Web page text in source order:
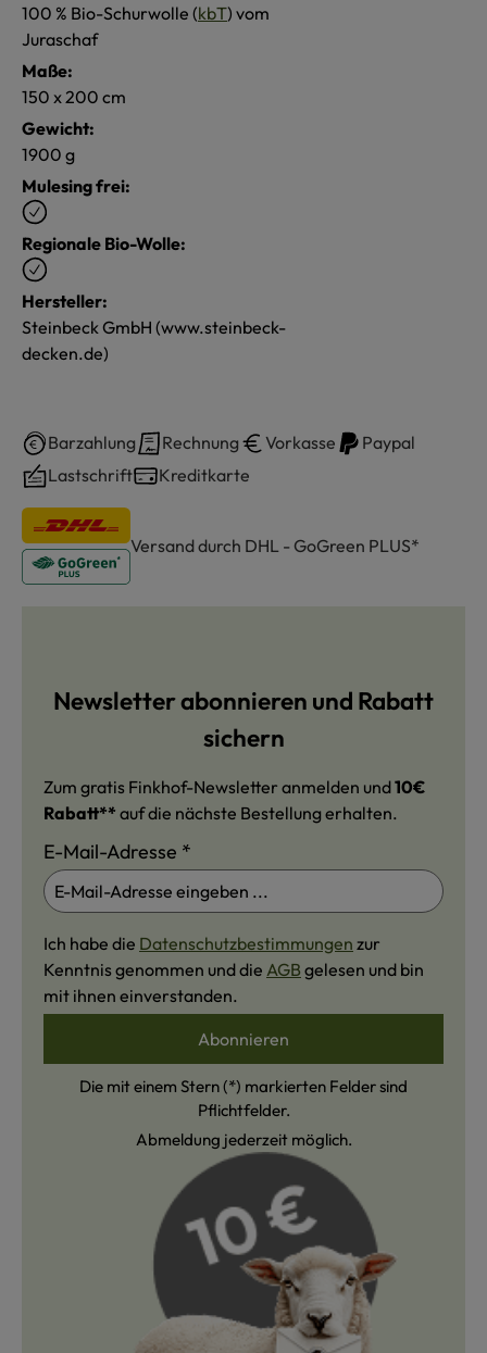
100 % Bio-Schurwolle (kbT) vom
Juraschaf
Maße:
150 x 200 cm
Gewicht:
1900 g
Mulesing frei:
Regionale Bio-Wolle:
Hersteller:
Steinbeck GmbH (www.steinbeck-
decken.de)
Barzahlung Rechnung Vorkasse
Paypal
Lastschrift
Kreditkarte
Versand durch DHL - GoGreen PLUS*
Newsletter abonnieren und Rabatt
sichern
Zum gratis Finkhof-Newsletter anmelden und10€
Rabatt** auf die nächste Bestellung erhalten.
E-Mail-Adresse *
Ich habe die Datenschutzbestimmungen zur
Kenntnis genommen und die AGB gelesen und bin
mit ihnen einverstanden.
Abonnieren
Die mit einem Stern (*) markierten Felder sind
Pflichtfelder.
Abmeldung jederzeit möglich.